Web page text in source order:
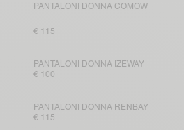
PANTALONI DONNA COMOW
€ 115
PANTALONI DONNA IZEWAY
€ 100
PANTALONI DONNA RENBAY
€ 115